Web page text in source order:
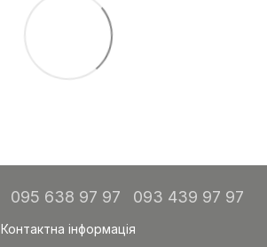
095 638 97 97 093 439 97 97
Контактна інформація